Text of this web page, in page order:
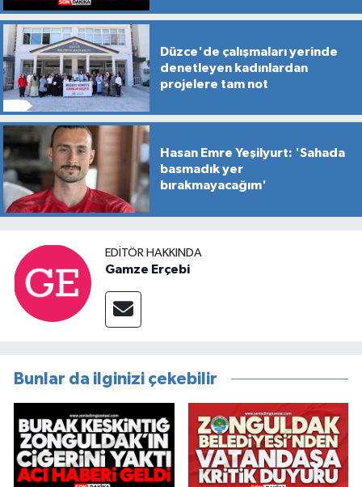
Düzce'de çalışmaları yerinde
denetleyen kadınlardan
projelere tam not
Hasan Emre Yeşilyurt: 'Sahada
basmadık yer
bırakmayacağım'
EDITÖR HAKKINDA
Gamze Erçebi
Bunlar da ilginizi çekebilir